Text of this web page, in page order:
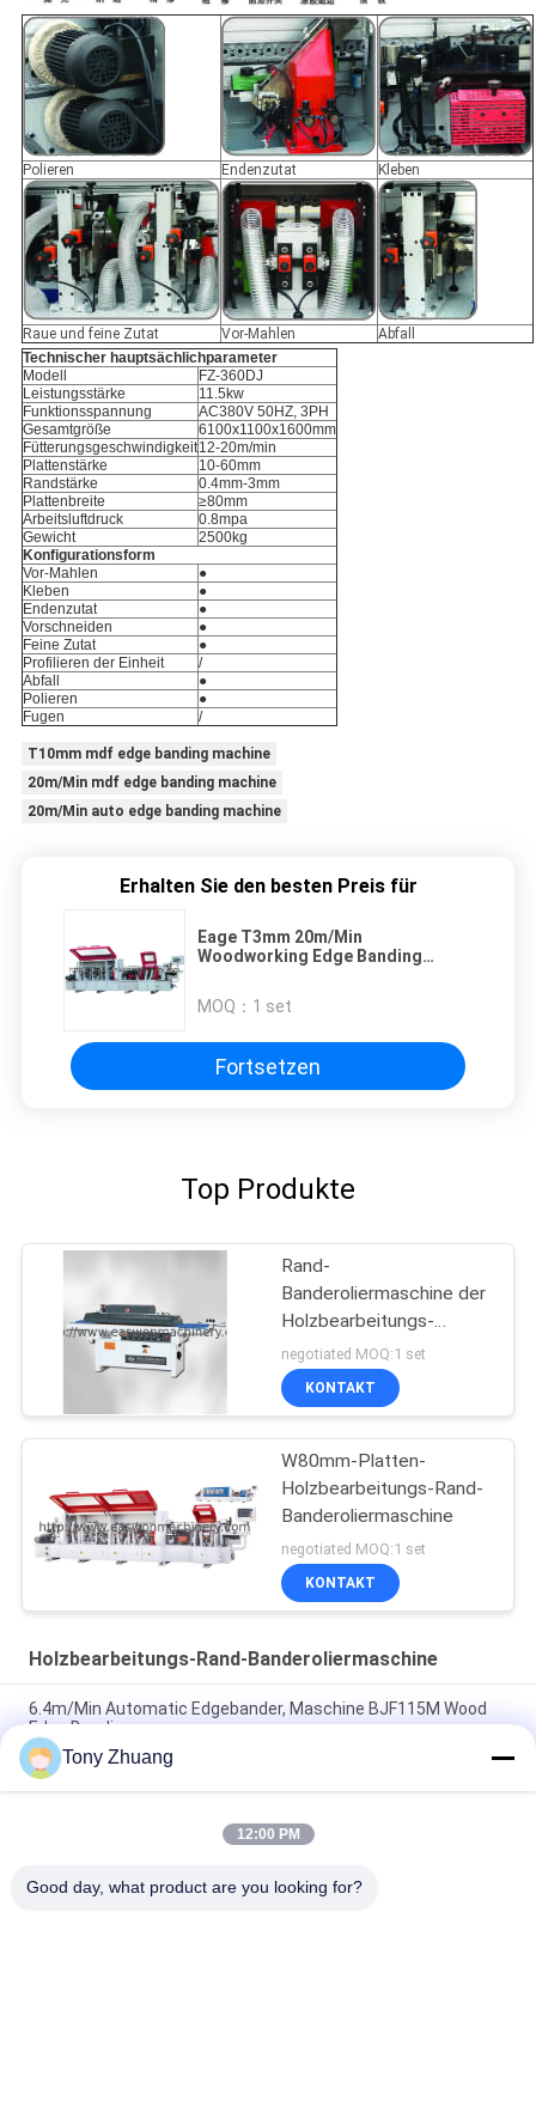
Polieren Endenzutat Kleben
Raue und feine Zutat Vor-Mahlen
Abfall
Technischer hauptsächlichparameter
Modell
FZ-360DJ
Leistungsstärke
11.5kw
Funktionsspannung
AC380V 50HZ, 3PH
Gesamtgröße
6100x1100x1600mm
Fütterungsgeschwindigkeit12-20m/min
Plattenstärke
10-60mm
Randstärke
0.4mm-3mm
Plattenbreite
≥80mm
Arbeitsluftdruck
0.8mpa
Gewicht
2500kg
Konfigurationsform
Vor-Mahlen
●
Kleben
●
Endenzutat
●
Vorschneiden
●
Feine Zutat
●
Profilieren der Einheit
/
Abfall
●
Polieren
●
Fugen
/
T10mm mdf edge banding machine
20m/Min mdf edge banding machine
20m/Min auto edge banding machine
Erhalten Sie den besten Preis für
Eage T3mm 20m/Min
Woodworking Edge Banding
MOQ： 1 set
Fortsetzen
Top Produkte
Rand-
Banderoliermaschine der
Holzbearbeitungs-
0.6MPa
negotiated MOQ:1 set
KONTAKT
W80mm-Platten-
Holzbearbeitungs-Rand-
Banderoliermaschine
negotiated MOQ:1 set
KONTAKT
Holzbearbeitungs-Rand-Banderoliermaschine
6.4m/Min Automatic Edgebander, Maschine BJF115M Wood
Edge Banding
T60mm-Holzbearbeitungs-Rand-Banderoliermaschine
W80mm für die Möbelherstellung
H10mm-Holzbearbeitungs-Rand-Banderoliermaschine-CER
Tony Zhuang
12:00 PM
Good day, what product are you looking for?